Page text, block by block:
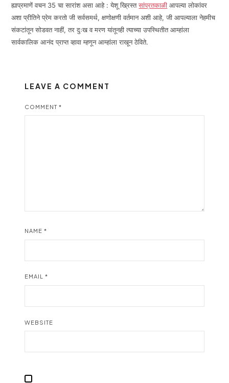
ह्याप्रमाणें वचन 35 चा सारांश असा आहे : येशू ख्रिस्तसांप्रतकाळी आपल्या लोकांवर
अशा प्रीतिने प्रेम करतो जी सर्वसमर्थ, क्षणोक्षणी वर्तमान अशी आहे, जी आपल्याला नेहमीच
संकटांतून सोडवत नाहीं, तर दुःख व मरण यांतूनही त्याच्या उपस्थितीत आम्हांला
सार्वकालिक आनंद प्राप्त व्हावा म्हणून आम्हांला राखून ठेविते.
LEAVE A COMMENT
COMMENT*
NAME*
EMAIL*
WEBSITE